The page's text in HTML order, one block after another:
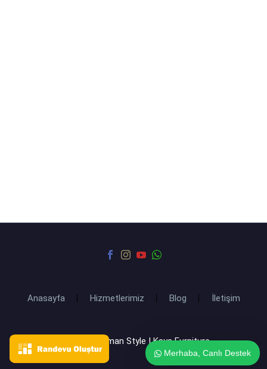
Anasayfa Hizmetlerimiz Blog İletişim
2021 © Ottoman Style | Kaya Furniture
Merhaba, Canlı Destek